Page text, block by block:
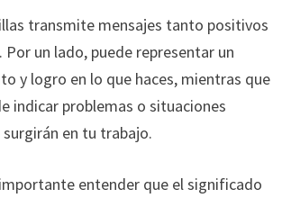
transmite mensajes tanto positivos
un lado, puede representar un
y logro en lo que haces, mientras que
indicar problemas o situaciones
en tu trabajo.
entender que el significado